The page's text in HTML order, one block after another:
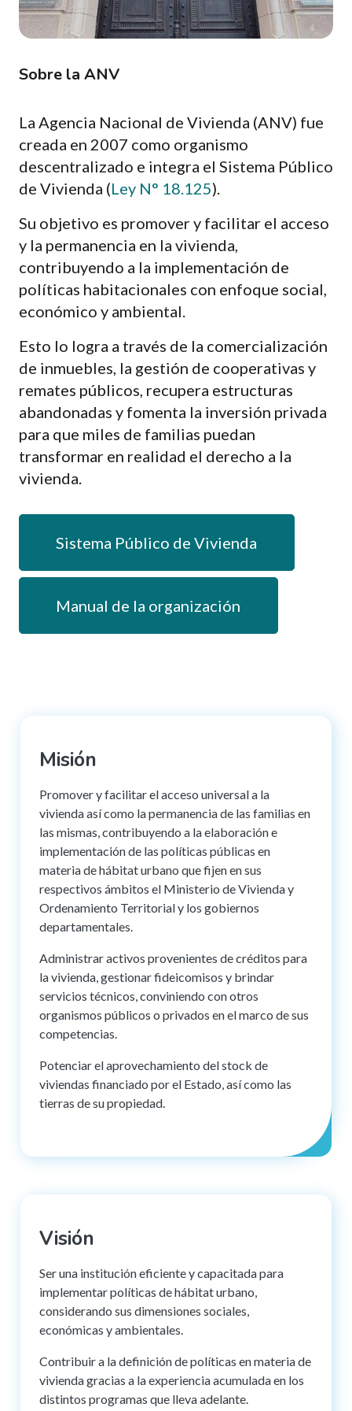
Sobre la ANV
La Agencia Nacional de Vivienda (ANV) fue
creada en 2007 como organismo
descentralizado e integra el Sistema Público
de Vivienda (Ley N° 18.125).
Su objetivo es promover y facilitar el acceso
y la permanencia en la vivienda,
contribuyendo a la implementación de
políticas habitacionales con enfoque social,
económico y ambiental.
Esto lo logra a través de la comercialización
de inmuebles, la gestión de cooperativas y
remates públicos, recupera estructuras
abandonadas y fomenta la inversión privada
para que miles de familias puedan
transformar en realidad el derecho a la
vivienda.
Sistema Público de Vivienda
Manual de la organización
Misión
Promover y facilitar el acceso universal a la
vivienda así como la permanencia de las familias en
las mismas, contribuyendo a la elaboración e
implementación de las políticas públicas en
materia de hábitat urbano que fijen en sus
respectivos ámbitos el Ministerio de Vivienda y
Ordenamiento Territorial y los gobiernos
departamentales.
Administrar activos provenientes de créditos para
la vivienda, gestionar fideicomisos y brindar
servicios técnicos, conviniendo con otros
organismos públicos o privados en el marco de sus
competencias.
Potenciar el aprovechamiento del stock de
viviendas financiado por el Estado, así como las
tierras de su propiedad.
Visión
Ser una institución eficiente y capacitada para
implementar políticas de hábitat urbano,
considerando sus dimensiones sociales,
económicas y ambientales.
Contribuir a la definición de políticas en materia de
vivienda gracias a la experiencia acumulada en los
distintos programas que lleva adelante.